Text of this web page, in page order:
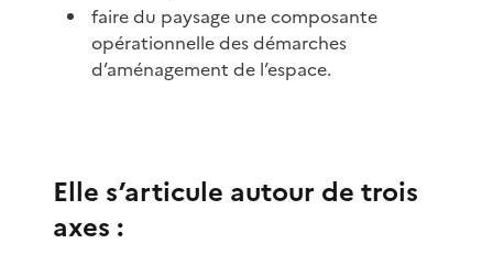
faire du paysage une composante
opérationnelle des démarches
d’aménagement de l’espace.
Elle s’articule autour de trois
axes :